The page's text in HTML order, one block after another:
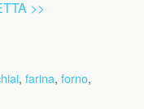
>>
, farina, forno,